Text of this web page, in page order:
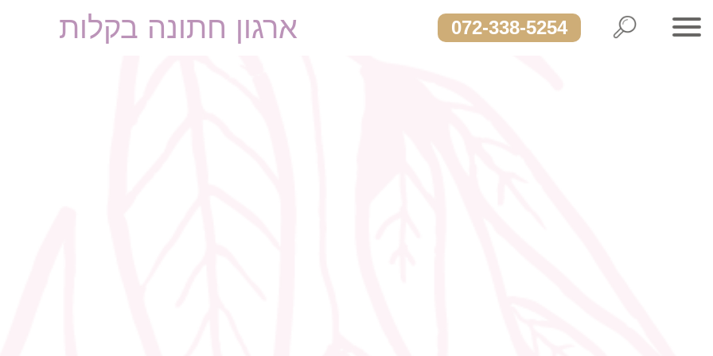
072-338-5254 ארגון חתונה בקלות